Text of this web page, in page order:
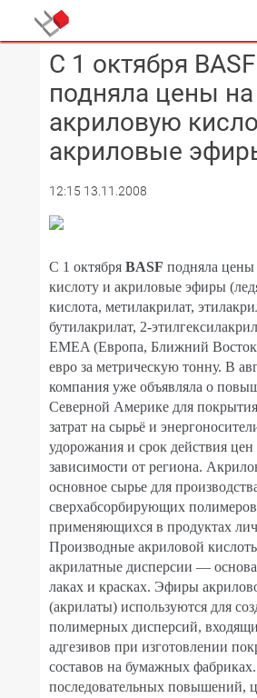
С 1 октября BASF
подняла цены на
акриловую
акриловые
12:15 13.11.2008
С 1 октября BASF подняла
кислоту и акриловые эфиры
кислота, метилакрилат,
бутилакрилат, 2-
EMEA (Европа, Ближний
евро за метрическую тонну. В
компания уже объявляла о
Северной Америке для
затрат на сырьё и
удорожания и срок действия цен
зависимости от региона.
основное сырье для
сверхабсорбирующих
применяющихся в продуктах
Производные акриловой
акрилатные дисперсии —
лаках и красках. Эфиры
(акрилаты) используются для
полимерных дисперсий,
адгезивов при изготовлении
составов на бумажных
последовательных повышений,